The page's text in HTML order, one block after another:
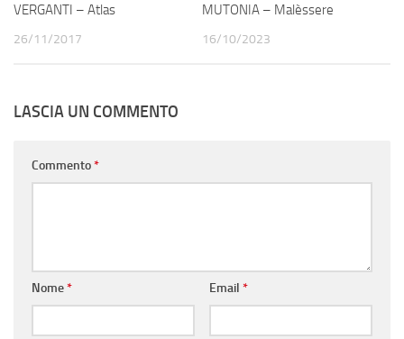
VERGANTI – Atlas
26/11/2017
MUTONIA – Malèssere
16/10/2023
LASCIA UN COMMENTO
Commento*
Nome* Email *